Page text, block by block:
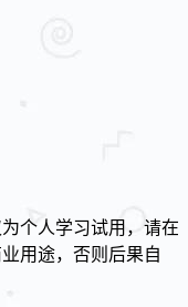
个人学习试用，请在
用途，否则后果自